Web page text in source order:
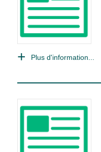
Plus d'information...